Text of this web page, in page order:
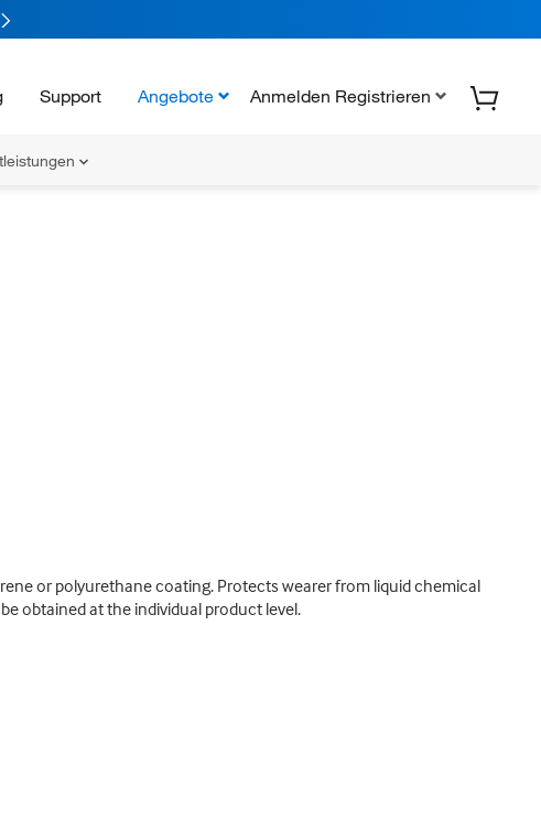
Support Angebote Anmelden Registrieren
or polyurethane coating. Protects wearer from liquid chemical
obtained at the individual product level.